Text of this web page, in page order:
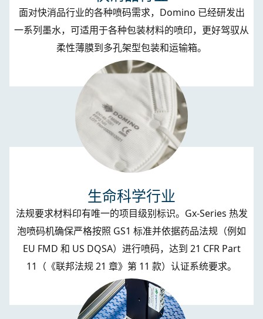
面对快消品行业的各种喷码需求，Domino 已经研发出
一系列墨水，可适用于各种包装材料的喷印，更好驾驭从
柔性薄膜到多孔架型包装和运输箱。
生命科学行业
法规要求材料印有唯一的项目级别标识。 Gx-Series 热发
泡喷码机确保严格按照 GS1 标准并依据药品法规（例如
EU FMD 和 US DQSA）进行喷码，达到 21 CFR Part
11（《联邦法规 21 章》第 11 款）认证系统要求。